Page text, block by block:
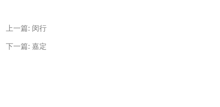
上一篇: 闵行
下一篇: 嘉定